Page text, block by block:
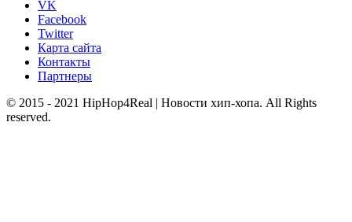
VK
Facebook
Twitter
Карта сайта
Контакты
Партнеры
© 2015 - 2021 HipHop4Real | Новости хип-хопа. All Rights
reserved.